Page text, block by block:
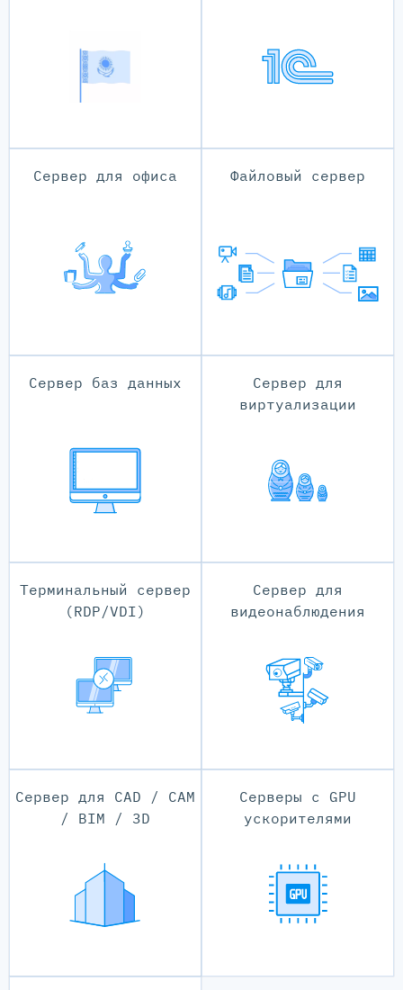
Сервер для офиса Файловый сервер
Сервер баз данных
Сервер для
виртуализации
Терминальный сервер
(RDP/VDI)
Сервер для
видеонаблюдения
Сервер для CAD / CAM
/ BIM / 3D
Серверы с GPU
ускорителями